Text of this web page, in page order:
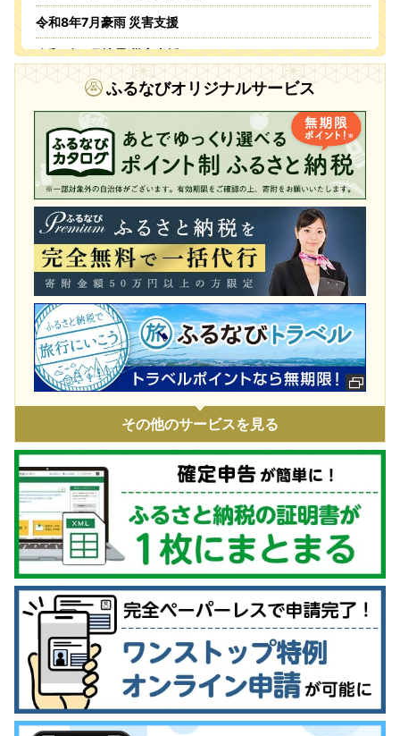
令和8年7月豪雨 災害支援
令和8年6月地震 災害支援
令和8年6月火災 災害支援
令和8年5・6月台風・豪雨 災害支援
令和8年4月火災 災害支援
令和8年1月豪雪 災害支援
令和7年11月火災 災害支援
令和7年9・10月台風・豪雨 災害支援
令和7年 埼玉県白岡市役所火災に伴う支援
令和7年1・2月豪雪 災害支援
令和6年9月能登豪雨 災害支援
令和6年能登半島地震 災害支援
ウクライナ情勢による人道支援
ふるなびオリジナルサービス
その他のサービスを見る